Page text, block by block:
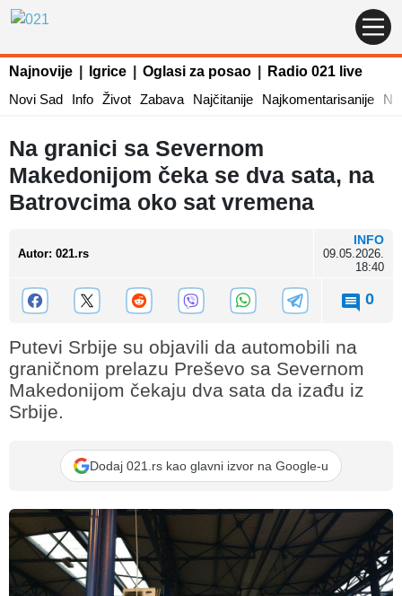
Najnovije Igrice Oglasi za posao
Radio 021 live
Novi Sad
Info Život Zabava Najčitanije Najkomentarisanije
Na granici sa Severnom
Makedonijom čeka se dva sata, na
Batrovcima oko sat vremena
Autor: 021.rs
INFO
09.05.2026.
18:40
0
Putevi Srbije su objavili da automobili na
graničnom prelazu Preševo sa Severnom
Makedonijom čekaju dva sata da izađu iz
Srbije.
Dodaj 021.rs kao glavni izvor na Google-u